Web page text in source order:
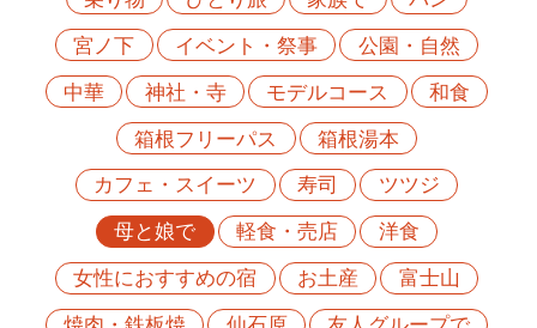
宮ノ下
イベント・祭事
公園・自然
中華
神社・寺 モデルコース
和食
箱根フリーパス
箱根湯本
カフェ・スイーツ
寿司
ツツジ
母と娘で
軽食・売店
洋食
女性におすすめの宿
お土産
富士山